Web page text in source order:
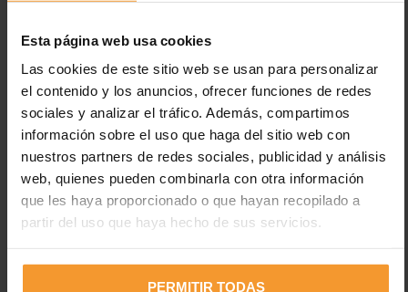
Esta página web usa cookies
Las cookies de este sitio web se usan para personalizar
el contenido y los anuncios, ofrecer funciones de redes
sociales y analizar el tráfico. Además, compartimos
información sobre el uso que haga del sitio web con
nuestros partners de redes sociales, publicidad y análisis
web, quienes pueden combinarla con otra información
que les haya proporcionado o que hayan recopilado a
partir del uso que haya hecho de sus servicios.
PERMITIR TODAS
Entradas recientes
Los neumáticos están desgastados en el 2% de los
accidentes de tráfico con víctimas
Uno de cada cuatro vehículos circula con fallos en luces,